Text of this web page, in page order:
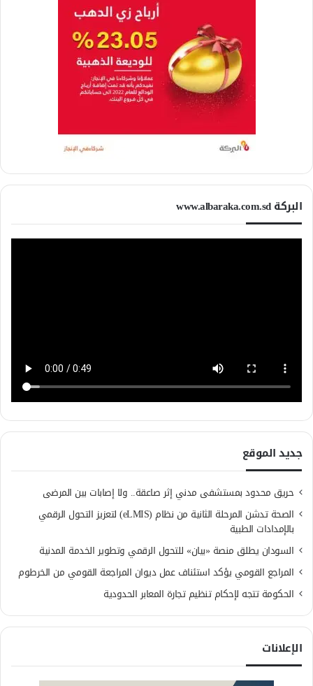
البركة www.albaraka.com.sd
جديد الموقع
حريق محدود بمستشفى مدني إثر صاعقة.. ولا إصابات بين المرضى
الصحة تدشن المرحلة الثانية من نظام (eLMIS) لتعزيز التحول الرقمي
بالإمدادات الطبية
السودان يطلق منصة «بيان» للتحول الرقمي وتطوير الخدمة المدنية
المراجع القومي يؤكد استئناف عمل ديوان المراجعة القومي من الخرطوم
الحكومة تتجه لإحكام تنظيم تجارة المعابر الحدودية
الإعلانات